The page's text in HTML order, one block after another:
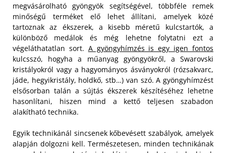
megvásárolható gyöngyök segítségével, többféle remek
minőségű terméket elő lehet állítani, amelyek közé
tartoznak az ékszerek, a kisebb méretű kulcstartók, a
különböző medálok és még lehetne folytatni ezt a
végeláthatatlan sort. A gyöngyhímzés is egy igen fontos
kulcsszó, hogyha a műanyag gyöngyökről, a Swarovski
kristályokról vagy a hagyományos ásványokról (rózsakvarc,
jáde, hegyikristály, holdkő, stb…) van szó. A gyöngyhímzést
elsősorban talán a sújtás ékszerek készítéséhez lehetne
hasonlítani, hiszen mind a kettő teljesen szabadon
alakítható technika.
Egyik technikánál sincsenek kőbevésett szabályok, amelyek
alapján dolgozni kell. Természetesen, minden technikának